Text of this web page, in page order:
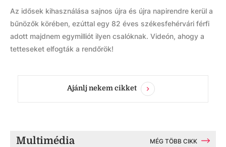
Az idősek kihasználása sajnos újra és újra napirendre kerül a
bűnözők körében, ezúttal egy 82 éves székesfehérvári férfi
adott majdnem egymilliót ilyen csalóknak. Videón, ahogy a
tetteseket elfogták a rendőrök!
Ajánlj nekem cikket
Multimédia MÉG TÖBB CIKK